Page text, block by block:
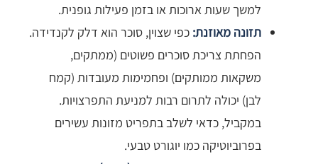
למשך שעות ארוכות או בזמן פעילות גופנית.
תזונה מאוזנת: כפי שצוין, סוכר הוא דלק לקנדידה.
הפחתת צריכת סוכרים פשוטים (ממתקים,
משקאות ממותקים) ופחמימות מעובדות (קמח
לבן) יכולה לתרום רבות למניעת התפרצויות.
במקביל, כדאי לשלב בתפריט מזונות עשירים
בפרוביוטיקה כמו יוגורט טבעי.